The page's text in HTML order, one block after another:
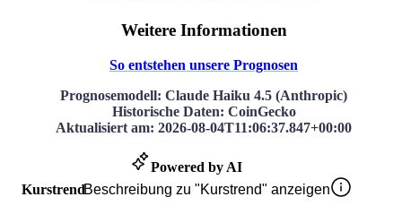
Weitere Informationen
So entstehen unsere Prognosen
Prognosemodell: Claude Haiku 4.5 (Anthropic)
Historische Daten: CoinGecko
Aktualisiert am: 2026-08-04T11:06:37.847+00:00
Powered by AI
KurstrendBeschreibung zu "Kurstrend" anzeigen